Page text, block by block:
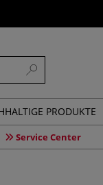
PRODUKTE
Service Center